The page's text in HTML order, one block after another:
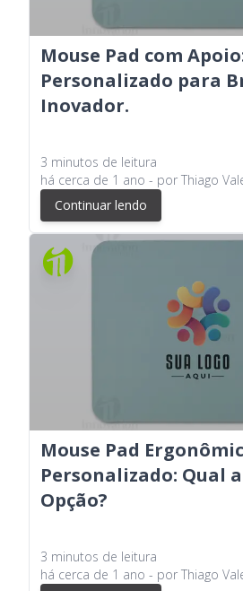
Mouse Pad com
Personalizado para
Inovador.
3 minutos de leitura
há cerca de 1 ano - por Thiago
Continuar lendo
Mouse Pad
Personalizado: Qual
Opção?
3 minutos de leitura
há cerca de 1 ano - por Thiago